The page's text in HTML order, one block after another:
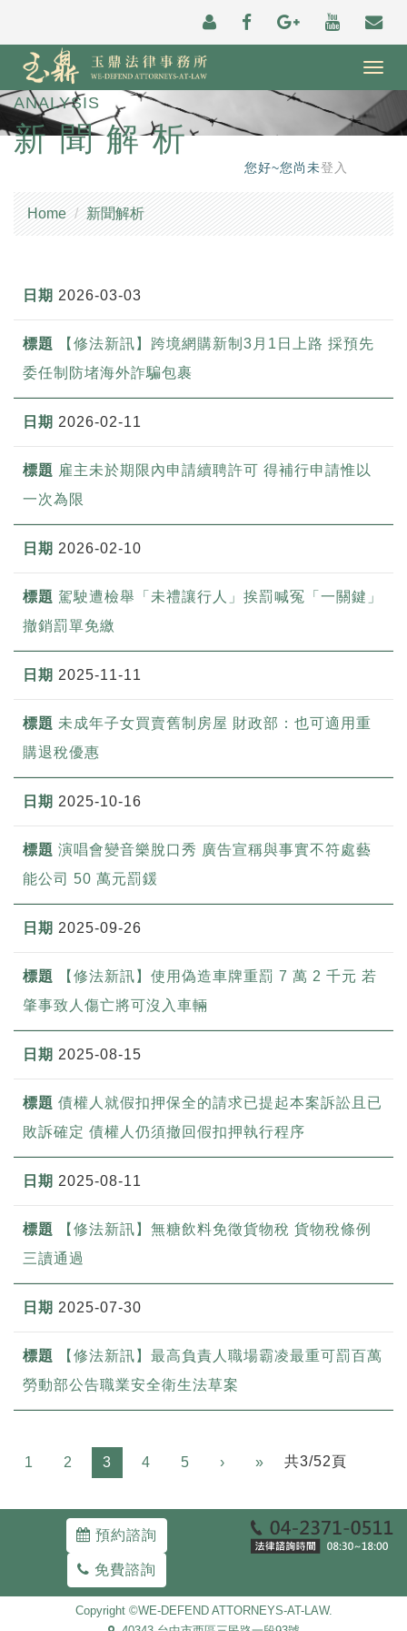
ANALYSIS
新聞解析
您好~您尚未登入
Home 新聞解析
2026-03-03
【修法新訊】跨境網購新制3月1日上路 採預先
委任制防堵海外詐騙包裹
2026-02-11
雇主未於期限內申請續聘許可 得補行申請惟以
一次為限
2026-02-10
駕駛遭檢舉「未禮讓行人」挨罰喊冤「一關鍵」
撤銷罰單免繳
2025-11-11
未成年子女買賣舊制房屋 財政部：也可適用重
購退稅優惠
2025-10-16
演唱會變音樂脫口秀 廣告宣稱與事實不符處藝
能公司 50 萬元罰鍰
2025-09-26
【修法新訊】使用偽造車牌重罰 7 萬 2 千元 若
肇事致人傷亡將可沒入車輛
2025-08-15
債權人就假扣押保全的請求已提起本案訴訟且已
敗訴確定 債權人仍須撤回假扣押執行程序
2025-08-11
【修法新訊】無糖飲料免徵貨物稅 貨物稅條例
三讀通過
2025-07-30
【修法新訊】最高負責人職場霸凌最重可罰百萬
勞動部公告職業安全衛生法草案
1 2 3 4 5 › » Next共3/52頁
預約諮詢
免費諮詢
Copyright ©WE-DEFEND ATTORNEYS-AT-LAW.